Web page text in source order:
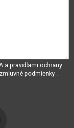
a pravidlami ochrany
podmienky .